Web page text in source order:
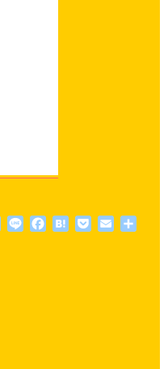
TwitterLine Facebook
HatenaPocketEmail